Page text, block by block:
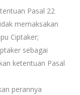
Pasal 22
memaksakan
Ciptaker;
sebagai
ketentuan Pasal
perannya